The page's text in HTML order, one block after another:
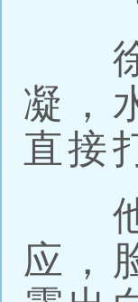
徐
凝，
直接
他
应，